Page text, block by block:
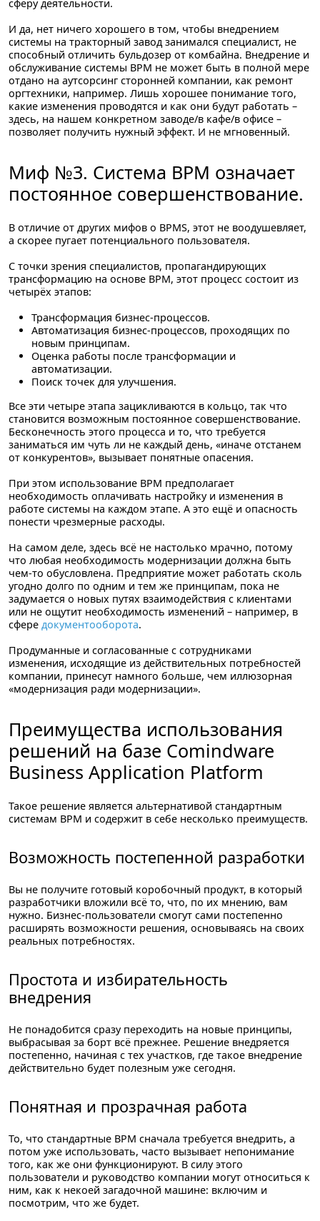
сферу деятельности.
И да, нет ничего хорошего в том, чтобы внедрением
системы на тракторный завод занимался специалист, не
способный отличить бульдозер от комбайна. Внедрение и
обслуживание системы BPM не может быть в полной мере
отдано на аутсорсинг сторонней компании, как ремонт
оргтехники, например. Лишь хорошее понимание того,
какие изменения проводятся и как они будут работать –
здесь, на нашем конкретном заводе/в кафе/в офисе –
позволяет получить нужный эффект. И не мгновенный.
Миф №3. Система BPM означает
постоянное совершенствование.
В отличие от других мифов о BPMS, этот не воодушевляет,
а скорее пугает потенциального пользователя.
С точки зрения специалистов, пропагандирующих
трансформацию на основе BPM, этот процесс состоит из
четырёх этапов:
Трансформация бизнес-процессов.
Автоматизация бизнес-процессов, проходящих по
новым принципам.
Оценка работы после трансформации и
автоматизации.
Поиск точек для улучшения.
Все эти четыре этапа зацикливаются в кольцо, так что
становится возможным постоянное совершенствование.
Бесконечность этого процесса и то, что требуется
заниматься им чуть ли не каждый день, «иначе отстанем
от конкурентов», вызывает понятные опасения.
При этом использование BPM предполагает
необходимость оплачивать настройку и изменения в
работе системы на каждом этапе. А это ещё и опасность
понести чрезмерные расходы.
На самом деле, здесь всё не настолько мрачно, потому
что любая необходимость модернизации должна быть
чем-то обусловлена. Предприятие может работать сколь
угодно долго по одним и тем же принципам, пока не
задумается о новых путях взаимодействия с клиентами
или не ощутит необходимость изменений – например, в
сфере документооборота.
Продуманные и согласованные с сотрудниками
изменения, исходящие из действительных потребностей
компании, принесут намного больше, чем иллюзорная
«модернизация ради модернизации».
Преимущества использования
решений на базе Comindware
Business Application Platform
Такое решение является альтернативой стандартным
системам BPM и содержит в себе несколько преимуществ.
Возможность постепенной разработки
Вы не получите готовый коробочный продукт, в который
разработчики вложили всё то, что, по их мнению, вам
нужно. Бизнес-пользователи смогут сами постепенно
расширять возможности решения, основываясь на своих
реальных потребностях.
Простота и избирательность
внедрения
Не понадобится сразу переходить на новые принципы,
выбрасывая за борт всё прежнее. Решение внедряется
постепенно, начиная с тех участков, где такое внедрение
действительно будет полезным уже сегодня.
Понятная и прозрачная работа
То, что стандартные BPM сначала требуется внедрить, а
потом уже использовать, часто вызывает непонимание
того, как же они функционируют. В силу этого
пользователи и руководство компании могут относиться к
ним, как к некоей загадочной машине: включим и
посмотрим, что же будет.